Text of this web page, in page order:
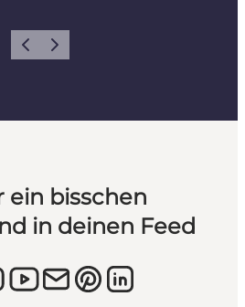
ZurückWeiter
ein bisschen
in deinen Feed